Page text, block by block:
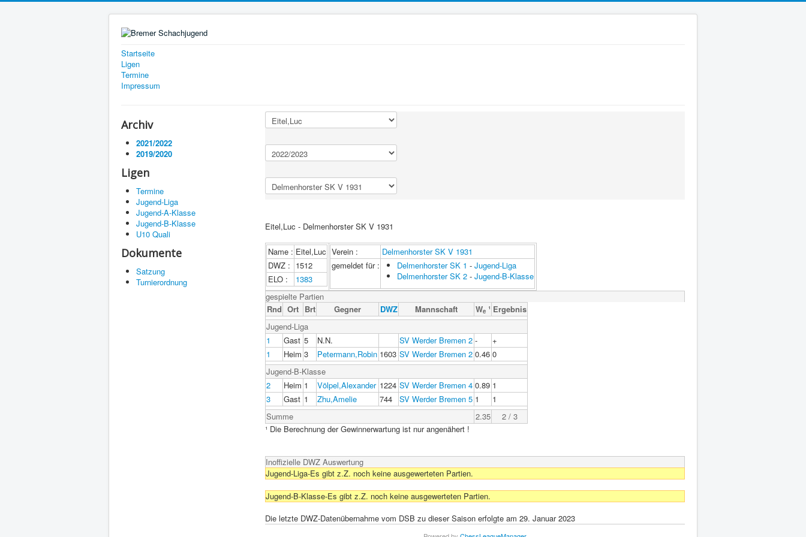
Startseite
Ligen
Termine
Impressum
Archiv
2021/2022
2019/2020
Ligen
Termine
Jugend-Liga
Jugend-A-Klasse
Jugend-B-Klasse
U10 Quali
Dokumente
Satzung
Turnierordnung
Eitel,Luc - Delmenhorster SK V 1931
Name : Eitel,Luc
DWZ : 1512
ELO :
1383
Verein :
Delmenhorster SK V 1931
gemeldet für :
Delmenhorster SK 1 - Jugend-Liga
Delmenhorster SK 2- Jugend-B-Klasse
gespielte Partien
Rnd Ort Brt Gegner DWZ Mannschaft We¹ Ergebnis
Jugend-Liga
1
Gast 5 N.N. SV Werder Bremen 2 -
+
1
Heim 3 Petermann,Robin 1603 SV Werder Bremen 2 0.46 0
Jugend-B-Klasse
2
Heim 1 Völpel,Alexander 1224 SV Werder Bremen 4 0.89 1
3
Gast 1 Zhu,Amelie 744 SV Werder Bremen 5 1
1
Summe
2.35
2 / 3
¹ Die Berechnung der Gewinnerwartung ist nur angenähert !
Inoffizielle DWZ Auswertung
Jugend-Liga-Es gibt z.Z. noch keine ausgewerteten Partien.
Jugend-B-Klasse-Es gibt z.Z. noch keine ausgewerteten Partien.
Die letzte DWZ-Datenübernahme vom DSB zu dieser Saison erfolgte am 29. Januar 2023